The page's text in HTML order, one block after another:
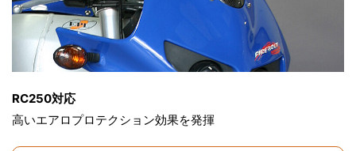
RC250対応
高いエアロプロテクション効果を発揮